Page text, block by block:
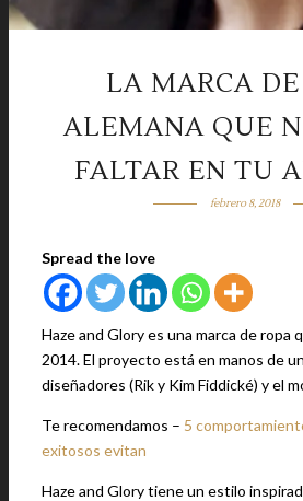
LA MARCA
ALEMANA QUE
FALTAR EN TU
febrero 8, 2018
Spread the love
Haze and Glory es una marca de ropa
2014. El proyecto está en manos de
diseñadores (Rik y Kim Fiddické) y el
Te recomendamos – 5
exitosos evitan
Haze and Glory tiene un estilo